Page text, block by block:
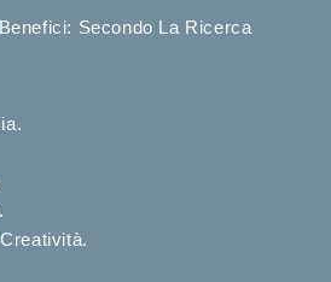
Secondo La Ricerca